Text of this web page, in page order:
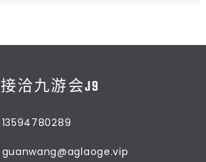
接洽九游会J9
13594780289
guanwang@aglaoge.vip